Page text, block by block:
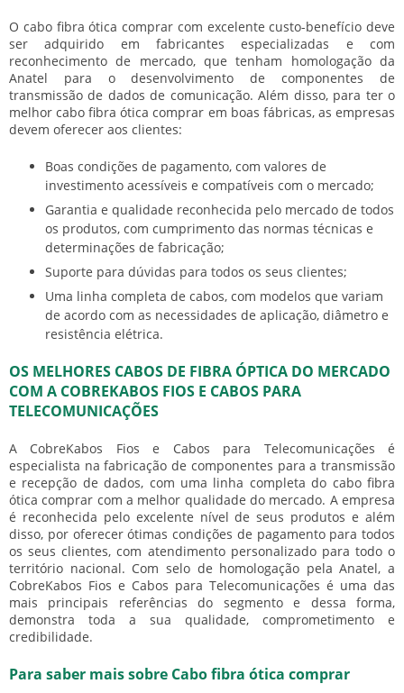
O cabo fibra ótica comprar com excelente custo-benefício deve
ser adquirido em fabricantes especializadas e com
reconhecimento de mercado, que tenham homologação da
Anatel para o desenvolvimento de componentes de
transmissão de dados de comunicação. Além disso, para ter o
melhorcabo fibra ótica comprar em boas fábricas, as empresas
devem oferecer aos clientes:
Boas condições de pagamento, com valores de
investimento acessíveis e compatíveis com o mercado;
Garantia e qualidade reconhecida pelo mercado de todos
os produtos, com cumprimento das normas técnicas e
determinações de fabricação;
Suporte para dúvidas para todos os seus clientes;
Uma linha completa de cabos, com modelos que variam
de acordo com as necessidades de aplicação, diâmetro e
resistência elétrica.
OS MELHORES CABOS DE FIBRA ÓPTICA DO MERCADO
COM A COBREKABOS FIOS E CABOS PARA
TELECOMUNICAÇÕES
A CobreKabos Fios e Cabos para Telecomunicações é
especialista na fabricação de componentes para a transmissão
e recepção de dados, com uma linha completa do cabo fibra
ótica comprar com a melhor qualidade do mercado. A empresa
é reconhecida pelo excelente nível de seus produtos e além
disso, por oferecer ótimas condições de pagamento para todos
os seus clientes, com atendimento personalizado para todo o
território nacional. Com selo de homologação pela Anatel, a
CobreKabos Fios e Cabos para Telecomunicações é uma das
mais principais referências do segmento e dessa forma,
demonstra toda a sua qualidade, comprometimento e
credibilidade.
Para saber mais sobre Cabo fibra ótica comprar